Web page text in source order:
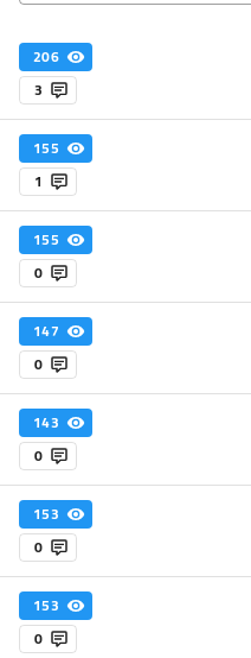
206
3
155
1
155
0
147
0
143
0
153
0
153
0